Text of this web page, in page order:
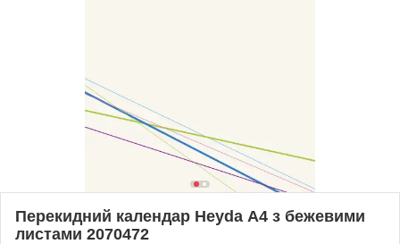
Перекидний календар Heyda А4 з бежевими
листами 2070472